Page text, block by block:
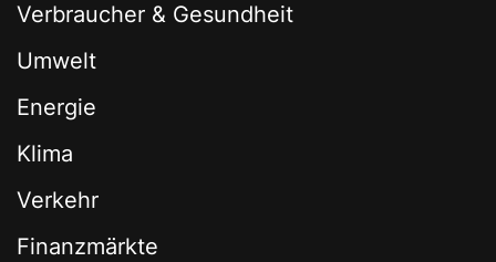
Verbraucher & Gesundheit
Umwelt
Energie
Klima
Verkehr
Finanzmärkte